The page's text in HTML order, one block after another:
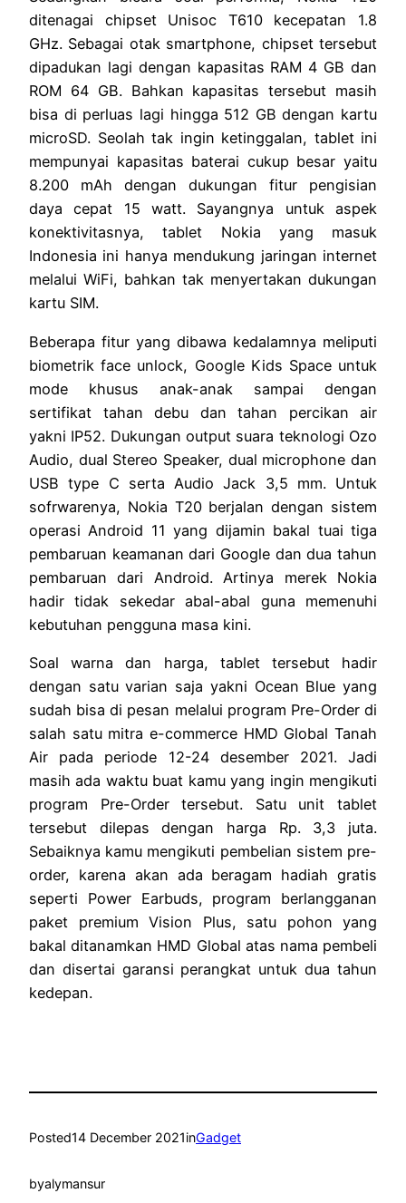
ditenagai chipset Unisoc T610 kecepatan 1.8
GHz. Sebagai otak smartphone, chipset tersebut
dipadukan lagi dengan kapasitas RAM 4 GB dan
ROM 64 GB. Bahkan kapasitas tersebut masih
bisa di perluas lagi hingga 512 GB dengan kartu
microSD. Seolah tak ingin ketinggalan, tablet ini
mempunyai kapasitas baterai cukup besar yaitu
8.200 mAh dengan dukungan fitur pengisian
daya cepat 15 watt. Sayangnya untuk aspek
konektivitasnya, tablet Nokia yang masuk
Indonesia ini hanya mendukung jaringan internet
melalui WiFi, bahkan tak menyertakan dukungan
kartu SIM.
Beberapa fitur yang dibawa kedalamnya meliputi
biometrik face unlock, Google Kids Space untuk
mode khusus anak-anak sampai dengan
sertifikat tahan debu dan tahan percikan air
yakni IP52. Dukungan output suara teknologi Ozo
Audio, dual Stereo Speaker, dual microphone dan
USB type C serta Audio Jack 3,5 mm. Untuk
sofrwarenya, Nokia T20 berjalan dengan sistem
operasi Android 11 yang dijamin bakal tuai tiga
pembaruan keamanan dari Google dan dua tahun
pembaruan dari Android. Artinya merek Nokia
hadir tidak sekedar abal-abal guna memenuhi
kebutuhan pengguna masa kini.
Soal warna dan harga, tablet tersebut hadir
dengan satu varian saja yakni Ocean Blue yang
sudah bisa di pesan melalui program Pre-Order di
salah satu mitra e-commerce HMD Global Tanah
Air pada periode 12-24 desember 2021. Jadi
masih ada waktu buat kamu yang ingin mengikuti
program Pre-Order tersebut. Satu unit tablet
tersebut dilepas dengan harga Rp. 3,3 juta.
Sebaiknya kamu mengikuti pembelian sistem pre-
order, karena akan ada beragam hadiah gratis
seperti Power Earbuds, program berlangganan
paket premium Vision Plus, satu pohon yang
bakal ditanamkan HMD Global atas nama pembeli
dan disertai garansi perangkat untuk dua tahun
kedepan.
Posted14 December 2021inGadget
byalymansur